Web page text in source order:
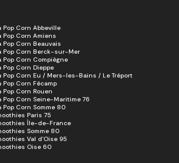
Pop Corn Abbeville
Pop Corn Amiens
Pop Corn Beauvais
Pop Corn Berck-sur-Mer
Pop Corn Compiègne
Pop Corn Dieppe
Pop Corn Eu / Mers-les-Bains / Le Tréport
Pop Corn Fécamp
Pop Corn Rouen
Pop Corn Seine-Maritime 76
Pop Corn Somme 80
Paris 75
Île-de-France
Somme 80
Val d’Oise 95
Oise 60